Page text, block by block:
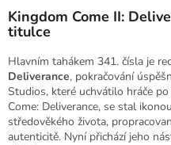
Kingdom Come II:
titulce
Hlavním tahákem 341. čísla je
Deliverance, pokračování
Studios, které uchvátilo hráče
Come: Deliverance, se stal
středověkého života,
autenticitě. Nyní přichází jeho